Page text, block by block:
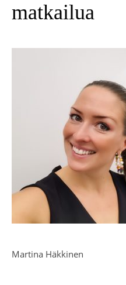
matkailua
Martina Häkkinen